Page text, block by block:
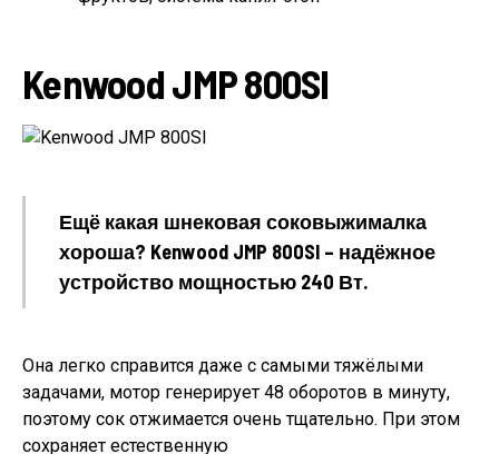
Kenwood JMP 800SI
Ещё какая шнековая соковыжималка
хороша? Kenwood JMP 800SI – надёжное
устройство мощностью 240 Вт.
Она легко справится даже с самыми тяжёлыми
задачами, мотор генерирует 48 оборотов в минуту,
поэтому сок отжимается очень тщательно. При этом
сохраняет естественную